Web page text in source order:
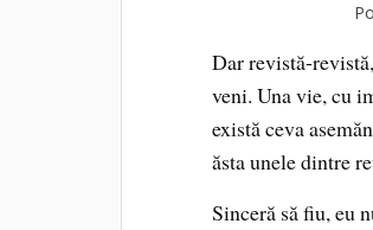
Dar revistă-
veni. Una vie, cu
există ceva
ăsta unele dintre
Sinceră să fiu, eu